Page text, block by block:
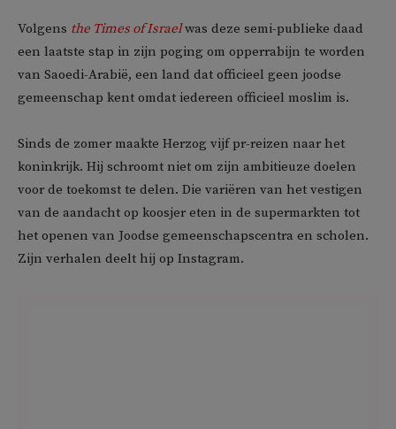
Volgens the Times of Israelwas deze semi-publieke daad
een laatste stap in zijn poging om opperrabijn te worden
van Saoedi-Arabië, een land dat officieel geen joodse
gemeenschap kent omdat iedereen officieel moslim is.
Sinds de zomer maakte Herzog vijf pr-reizen naar het
koninkrijk. Hij schroomt niet om zijn ambitieuze doelen
voor de toekomst te delen. Die variëren van het vestigen
van de aandacht op koosjer eten in de supermarkten tot
het openen van Joodse gemeenschapscentra en scholen.
Zijn verhalen deelt hij op Instagram.